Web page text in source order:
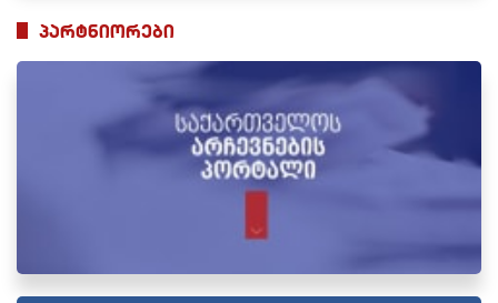
პარტნიორები